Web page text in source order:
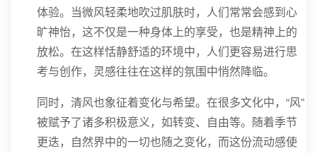
体验。当微风轻柔地吹过肌肤时，人们常常会感到心
旷神怡，这不仅是一种身体上的享受，也是精神上的
放松。在这样恬静舒适的环境中，人们更容易进行思
考与创作，灵感往往在这样的氛围中悄然降临。
同时，清风也象征着变化与希望。在很多文化中，“风”
被赋予了诸多积极意义，如转变、自由等。随着季节
更迭，自然界中的一切也随之变化，而这份流动感使